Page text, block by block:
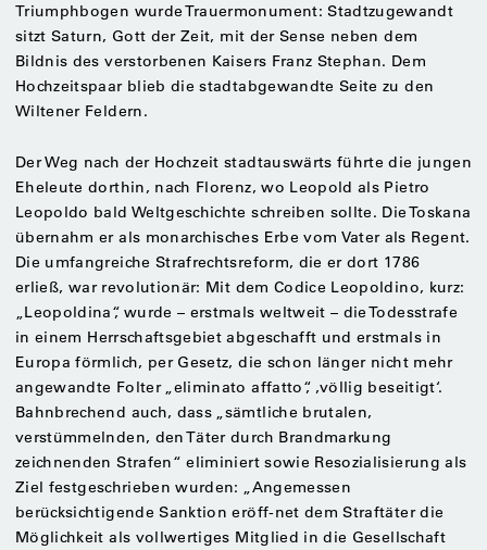
Triumphbogen wurde Trauermonument: Stadtzugewandt
sitzt Saturn, Gott der Zeit, mit der Sense neben dem
Bildnis des verstorbenen Kaisers Franz Stephan. Dem
Hochzeitspaar blieb die stadtabgewandte Seite zu den
Wiltener Feldern.
Der Weg nach der Hochzeit stadtauswärts führte die jungen
Eheleute dorthin, nach Florenz, wo Leopold als Pietro
Leopoldo bald Weltgeschichte schreiben sollte. Die Toskana
übernahm er als monarchisches Erbe vom Vater als Regent.
Die umfangreiche Strafrechtsreform, die er dort 1786
erließ, war revolutionär: Mit dem Codice Leopoldino, kurz:
„Leopoldina“, wurde – erstmals weltweit – die Todesstrafe
in einem Herrschaftsgebiet abgeschafft und erstmals in
Europa förmlich, per Gesetz, die schon länger nicht mehr
angewandte Folter „eliminato affatto“, ,völlig beseitigt‘.
Bahnbrechend auch, dass „sämtliche brutalen,
verstümmelnden, den Täter durch Brandmarkung
zeichnenden Strafen“ eliminiert sowie Resozialisierung als
Ziel festgeschrieben wurden: „Angemessen
berücksichtigende Sanktion eröff-net dem Straftäter die
Möglichkeit als vollwertiges Mitglied in die Gesellschaft